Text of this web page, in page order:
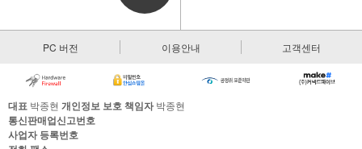
PC 버전 이용안내 고객센터
대표 박종현 개인정보 보호 책임자박종현
통신판매업신고번호
사업자 등록번호